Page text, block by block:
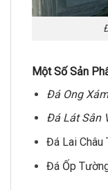
Một Số Sản
Đá Ong
Đá Lát Sân
Đá Lai Châu
Đá Ốp